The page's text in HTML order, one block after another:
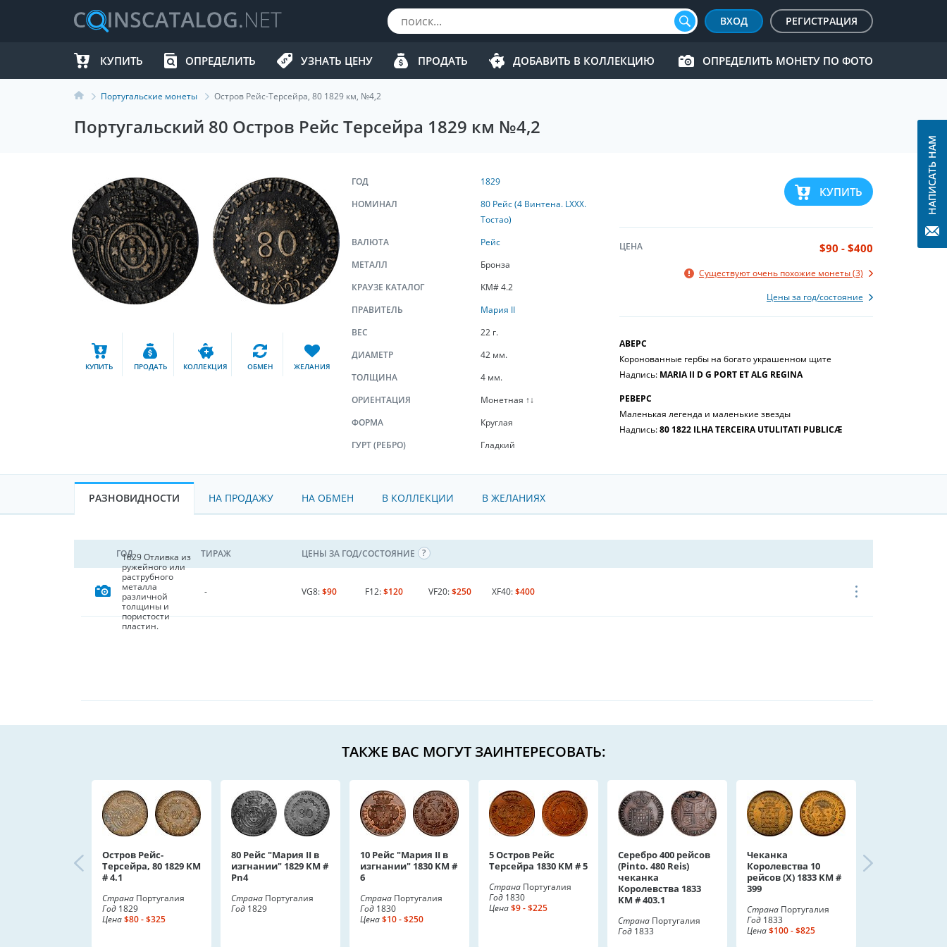
ВХОД РЕГИСТРАЦИЯ
КУПИТЬ ОПРЕДЕЛИТЬ УЗНАТЬ ЦЕНУ ПРОДАТЬ ДОБАВИТЬ В КОЛЛЕКЦИЮ ОПРЕДЕЛИТЬ МОНЕТУ ПО ФОТО
Португальские монеты Остров Рейс-Терсейра, 80 1829 км, №4,2
Португальский 80 Остров Рейс Терсейра 1829 км №4,2
КУПИТЬ ПРОДАТЬ КОЛЛЕКЦИЯ ОБМЕН ЖЕЛАНИЯ
КУПИТЬ
ЦЕНА $90 - $400
Существуют очень похожие монеты (3)
Цены за год/состояние
АВЕРС
Коронованные гербы на богато украшенном щите
Надпись: MARIA II D G PORT ET ALG REGINA
РЕВЕРС
Маленькая легенда и маленькие звезды
Надпись:80 1822 ILHA TERCEIRA UTULITATI PUBLICÆ
ГОД
1829
НОМИНАЛ
80 Рейс (4 Винтена. LXXX.
Тостао)
ВАЛЮТА
Рейс
МЕТАЛЛ
Бронза
КРАУЗЕ КАТАЛОГ
KM# 4.2
ПРАВИТЕЛЬ
Мария II
ВЕС
22 г.
ДИАМЕТР
42 мм.
ТОЛЩИНА
4 мм.
ОРИЕНТАЦИЯ
Монетная ↑↓
ФОРМА
Круглая
ГУРТ (РЕБРО)
Гладкий
РАЗНОВИДНОСТИ НА ПРОДАЖУ НА ОБМЕН В КОЛЛЕКЦИИ В ЖЕЛАНИЯХ
ГОД ТИРАЖ ЦЕНЫ ЗА ГОД/СОСТОЯНИЕ
1829 Отливка из
ружейного или
раструбного
металла
различной
толщины и
пористости
пластин.
- VG8:$90 F12:$120 VF20:$250 XF40:$400
ТАКЖЕ ВАС МОГУТ ЗАИНТЕРЕСОВАТЬ:
Остров Рейс-
Терсейра, 80 1829 KM
# 4.1
Страна Португалия
Год 1829
Цена$80 - $325
80 Рейс "Мария II в
изгнании" 1829 KM #
Pn4
Страна Португалия
Год 1829
10 Рейс "Мария II в
изгнании" 1830 KM #
6
Страна Португалия
Год 1830
Цена$10 - $250
5 Остров Рейс
Терсейра 1830 KM # 5
Страна Португалия
Год 1830
Цена$9 - $225
Серебро 400 рейсов
(Pinto. 480 Reis)
чеканка
Королевства 1833
KM # 403.1
Страна Португалия
Год 1833
Чеканка
Королевства 10
рейсов (X) 1833 KM #
399
Страна Португалия
Год 1833
Цена$100 - $825
НАПИСАТЬ НАМ